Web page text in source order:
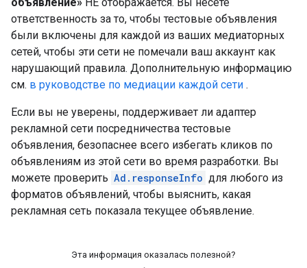
ответственность за то, чтобы тестовые объявления
были включены для каждой из ваших медиаторных
сетей, чтобы эти сети не помечали ваш аккаунт как
нарушающий правила. Дополнительную информацию
см. в руководстве по медиации каждой сети .
Если вы не уверены, поддерживает ли адаптер
рекламной сети посредничества тестовые
объявления, безопаснее всего избегать кликов по
объявлениям из этой сети во время разработки. Вы
можете проверить Ad.responseInfo для любого из
форматов объявлений, чтобы выяснить, какая
рекламная сеть показала текущее объявление.
Эта информация оказалась полезной?